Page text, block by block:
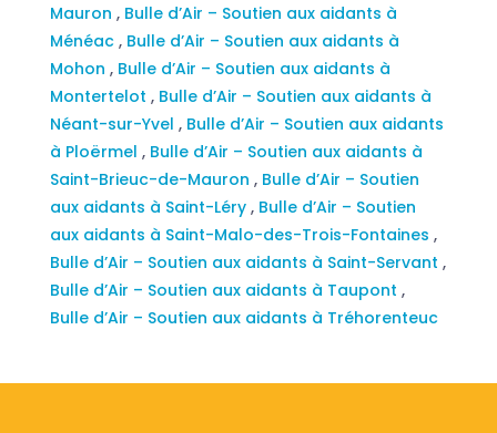
Mauron , Bulle d’Air – Soutien aux aidants à
Ménéac , Bulle d’Air – Soutien aux aidants à
Mohon , Bulle d’Air – Soutien aux aidants à
Montertelot , Bulle d’Air – Soutien aux aidants à
Néant-sur-Yvel , Bulle d’Air – Soutien aux aidants
à Ploërmel , Bulle d’Air – Soutien aux aidants à
Saint-Brieuc-de-Mauron , Bulle d’Air – Soutien
aux aidants à Saint-Léry , Bulle d’Air – Soutien
aux aidants à Saint-Malo-des-Trois-Fontaines ,
Bulle d’Air – Soutien aux aidants à Saint-Servant ,
Bulle d’Air – Soutien aux aidants à Taupont ,
Bulle d’Air – Soutien aux aidants à Tréhorenteuc